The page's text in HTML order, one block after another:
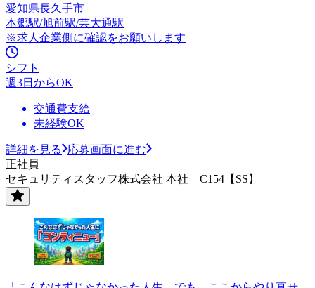
愛知県長久手市
本郷駅/旭前駅/芸大通駅
※求人企業側に確認をお願いします
シフト
週3日からOK
交通費支給
未経験OK
詳細を見る
応募画面に進む
正社員
セキュリティスタッフ株式会社 本社 C154【SS】